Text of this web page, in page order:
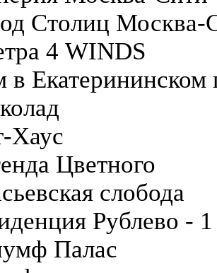
Столиц Москва-
4 WINDS
в Екатерининском
Хаус
Цветного
слобода
Рублево - 1
Палас